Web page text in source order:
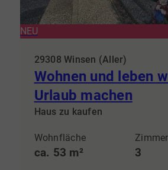
NEU
29308 Winsen (Aller)
Wohnen und leben
Urlaub machen
Haus zu kaufen
Wohnfläche
ca. 53 m²
Zimmer
3